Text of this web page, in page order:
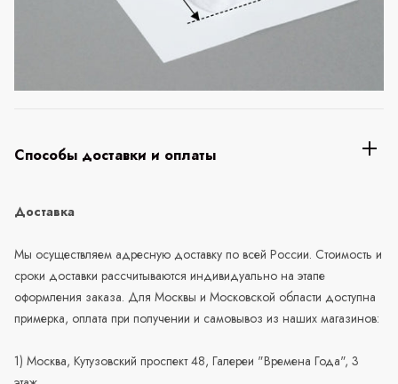
Способы доставки и оплаты
Доставка
Мы осуществляем адресную доставку по всей России. Стоимость и
сроки доставки рассчитываются индивидуально на этапе
оформления заказа. Для Москвы и Московской области доступна
примерка, оплата при получении и самовывоз из наших магазинов:
1) Москва, Кутузовский проспект 48, Галереи "Времена Года", 3